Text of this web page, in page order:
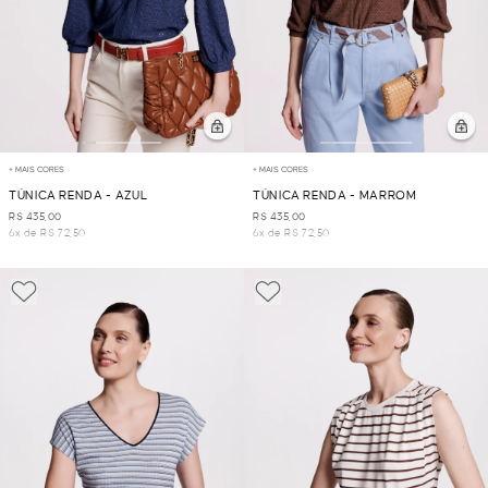
+ MAIS CORES
TÚNICA RENDA - AZUL
R$ 435,00
6x de R$ 72,50
+ MAIS CORES
TÚNICA RENDA - MARROM
R$ 435,00
6x de R$ 72,50